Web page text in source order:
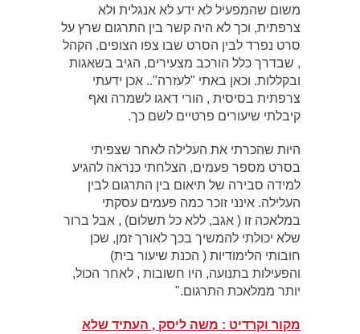
משום שהמפעיל לא ידע לא אנגלית ולא
צרפתית, וכך לא היה קשר בין התרגום שרץ על
סרט נפרד לבין הסרט שבו צפו הצופים. הקהל
, שבדרך כלל הורכב מצעירים, הגיב בשאגות
ובקללות. וכאן באתי "לעזרה".. אכן ידעתי
צרפתית בסיסית , הורי דאגו לשמרה ואף
קיבלתי שיעורים פרטיים לשם כך.
היות שהכרתי את העלילה לאחר שצפיתי
בסרט מספר פעמים, הצלחתי כנראה להגיע
למידה סבירה של תיאום בין התרגום לבין
העלילה. אינני זוכר כמה פעמים עסקתי
במלאכה זו ( אגב, ללא כל תשלום) , אבל ברור
שלא יכולתי להמשיך בכך לאורך זמן, שכן
חובותי הלימודיות ( הכנת שיעור בית)
והפעילות בתנועה, היו חשובות , לאחר הכול,
יותר ממלאכת התרגום."
מקור וקרדיט : משה ליסק , העתיד שלא